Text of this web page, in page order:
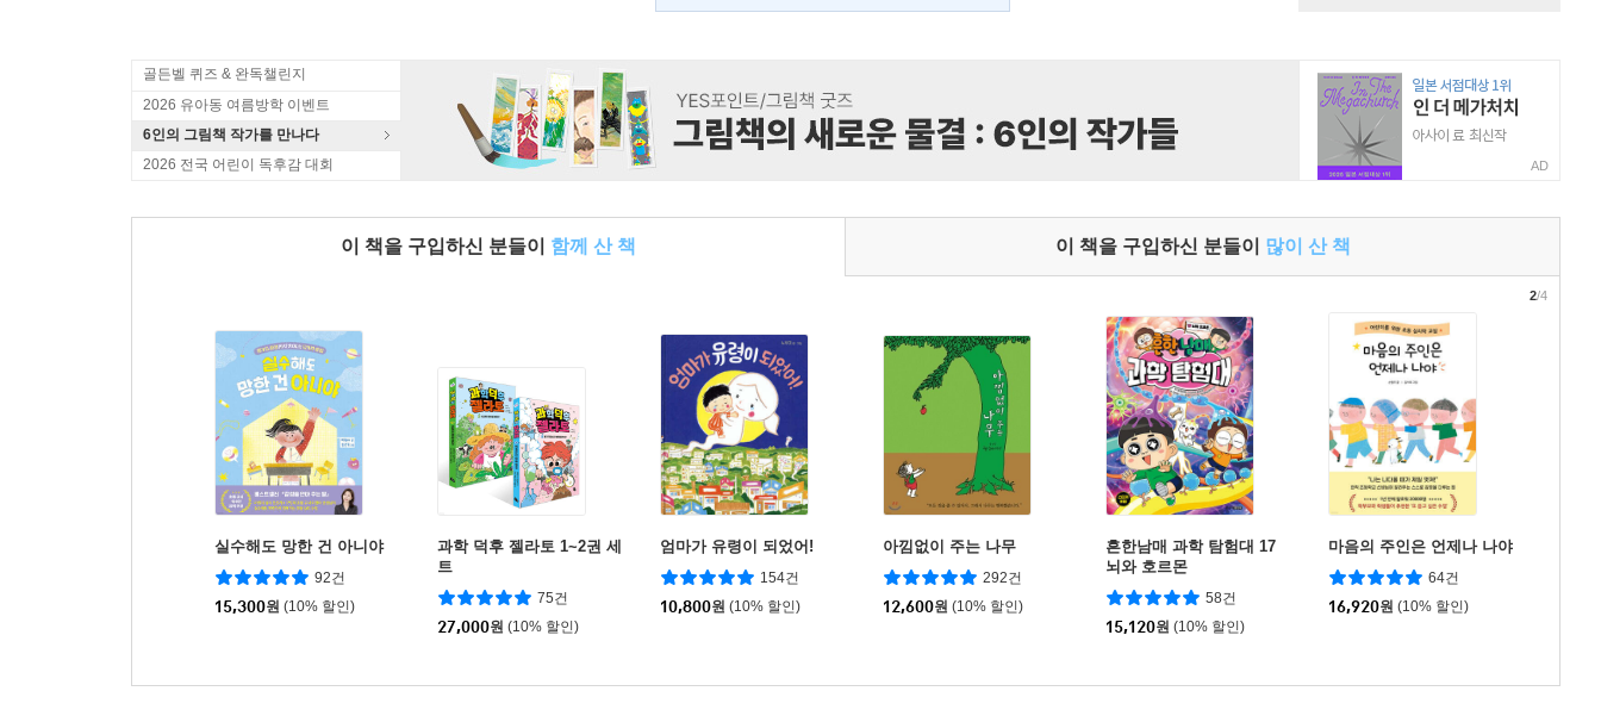
골든벨 퀴즈 & 완독챌린지
2026 유아동 여름방학 이벤트
6인의 그림책 작가를 만나다
2026 전국 어린이 독후감 대회
AD
이 책을 구입하신 분들이 함께 산 책 이 책을 구입하신 분들이 많이 산 책
실수해도 망한 건 아니야
92건
15,300원 (10% 할인)
과학 덕후 젤라토 1~2권 세
트
75건
27,000원 (10% 할인)
엄마가 유령이 되었어!
154건
10,800원 (10% 할인)
아낌없이 주는 나무
292건
12,600원 (10% 할인)
흔한남매 과학 탐험대 17
뇌와 호르몬
58건
15,120원 (10% 할인)
마음의 주인은 언제나 나야
64건
16,920원 (10% 할인)
2/4